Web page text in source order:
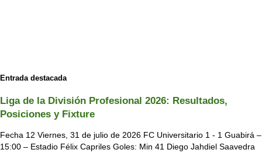
Entrada destacada
Liga de la División Profesional 2026: Resultados,
Posiciones y Fixture
Fecha 12 Viernes, 31 de julio de 2026 FC Universitario 1 - 1 Guabirá –
15:00 – Estadio Félix Capriles Goles: Min 41 Diego Jahdiel Saavedra